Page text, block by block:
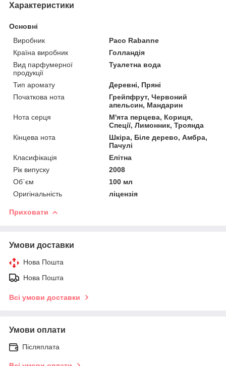
Характеристики
Основні
Виробник
Paco Rabanne
Країна виробник
Голландія
Вид парфумерної
продукції
Туалетна вода
Тип аромату
Деревні, Пряні
Початкова нота
Грейпфрут, Червоний
апельсин, Мандарин
Нота серця
М'ята перцева, Кориця,
Спеції, Лимонник, Троянда
Кінцева нота
Шкіра, Біле дерево, Амбра,
Пачулі
Класифікація
Елітна
Рік випуску
2008
Об`єм
100 мл
Оригінальність
ліцензія
Приховати
Умови доставки
Нова Пошта
Нова Пошта
Всі умови доставки
Умови оплати
Післяплата